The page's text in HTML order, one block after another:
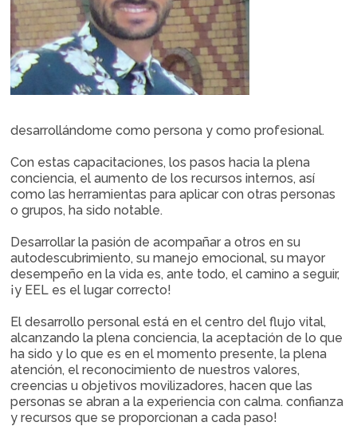
desarrollándome como persona y como profesional.
Con estas capacitaciones, los pasos hacia la plena
conciencia, el aumento de los recursos internos, así
como las herramientas para aplicar con otras personas
o grupos, ha sido notable.
Desarrollar la pasión de acompañar a otros en su
autodescubrimiento, su manejo emocional, su mayor
desempeño en la vida es, ante todo, el camino a seguir,
¡y EEL es el lugar correcto!
El desarrollo personal está en el centro del flujo vital,
alcanzando la plena conciencia, la aceptación de lo que
ha sido y lo que es en el momento presente, la plena
atención, el reconocimiento de nuestros valores,
creencias u objetivos movilizadores, hacen que las
personas se abran a la experiencia con calma. confianza
y recursos que se proporcionan a cada paso!